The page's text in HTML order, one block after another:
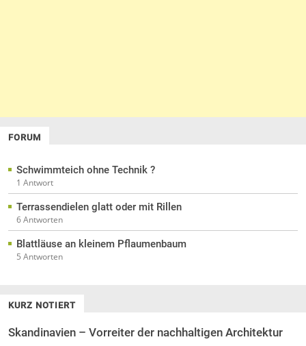
FORUM
Schwimmteich ohne Technik ?
1 Antwort
Terrassendielen glatt oder mit Rillen
6 Antworten
Blattläuse an kleinem Pflaumenbaum
5 Antworten
KURZ NOTIERT
Skandinavien – Vorreiter der nachhaltigen Architektur